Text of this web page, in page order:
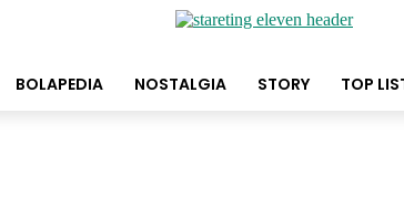
BOLAPEDIA NOSTALGIA STORY TOP